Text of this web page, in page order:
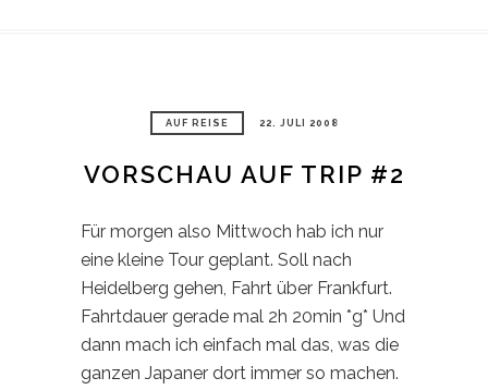
AUF REISE 22. JULI 2008
VORSCHAU AUF TRIP #2
Für morgen also Mittwoch hab ich nur
eine kleine Tour geplant. Soll nach
Heidelberg gehen, Fahrt über Frankfurt.
Fahrtdauer gerade mal 2h 20min *g* Und
dann mach ich einfach mal das, was die
ganzen Japaner dort immer so machen.